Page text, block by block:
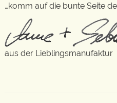
…komm auf die bunte Seite
aus der Lieblingsmanufaktur